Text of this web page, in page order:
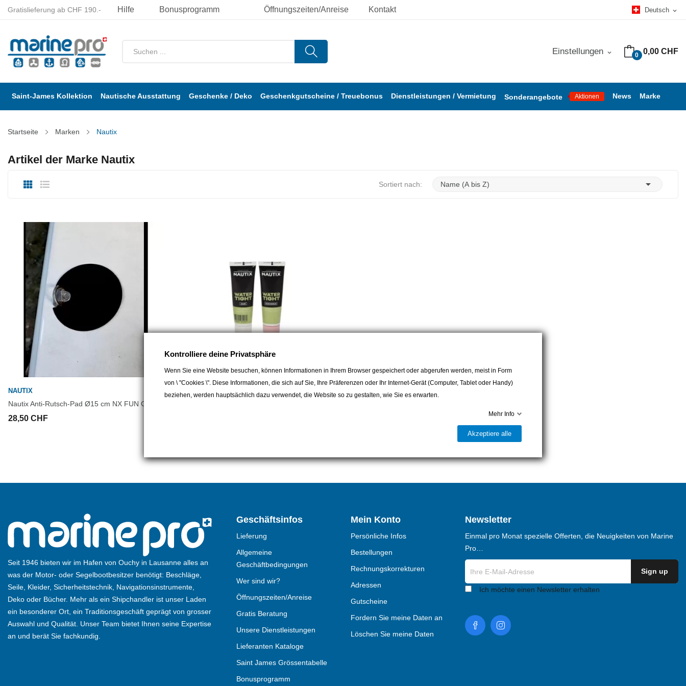
Öffnungszeiten/Anreise Kontakt Deutsch expand_more
Gratislieferung ab CHF 190.- Hilfe Bonusprogramm
0 0,00 CHF
Einstellungen expand_more
Saint-James Kollektion Nautische Ausstattung Geschenke / Deko Geschenkgutscheine / Treuebonus Dienstleistungen / Vermietung Sonderangebote Aktionen News Marke
Startseite Marken Nautix
Artikel der Marke Nautix
Sortiert nach: Name (A bis Z) 
NAUTIX
Nautix Anti-Rutsch-Pad Ø15 cm NX FUN GRIP
28,50 CHF
NAUTIX
Seit 1946 bieten wir im Hafen von Ouchy in Lausanne alles an
was der Motor- oder Segelbootbesitzer benötigt: Beschläge,
Seile, Kleider, Sicherheitstechnik, Navigationsinstrumente,
Deko oder Bücher. Mehr als ein Shipchandler ist unser Laden
ein besonderer Ort, ein Traditionsgeschäft geprägt von grosser
Auswahl und Qualität. Unser Team bietet Ihnen seine Expertise
an und berät Sie fachkundig.
Geschäftsinfos
Lieferung
Allgemeine
Geschäftbedingungen
Wer sind wir?
Öffnungszeiten/Anreise
Gratis Beratung
Unsere Dienstleistungen
Lieferanten Kataloge
Saint James Grössentabelle
Bonusprogramm
Mein Konto
Persönliche Infos
Bestellungen
Rechnungskorrekturen
Adressen
Gutscheine
Fordern Sie meine Daten an
Löschen Sie meine Daten
Newsletter
Einmal pro Monat spezielle Offerten, die Neuigkeiten von Marine
Pro…
Ich möchte einen Newsletter erhalten
Kontrolliere deine Privatsphäre
Wenn Sie eine Website besuchen, können Informationen in Ihrem Browser gespeichert oder abgerufen werden, meist in Form
von \ "Cookies \". Diese Informationen, die sich auf Sie, Ihre Präferenzen oder Ihr Internet-Gerät (Computer, Tablet oder Handy)
beziehen, werden hauptsächlich dazu verwendet, die Website so zu gestalten, wie Sie es erwarten.
Mehr Info
Akzeptiere alle